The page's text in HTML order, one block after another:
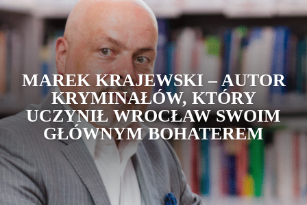
MAREK KRAJEWSKI – AUTOR
KRYMINAŁÓW, KTÓRY
UCZYNIŁ WROCŁAW SWOIM
GŁÓWNYM BOHATEREM